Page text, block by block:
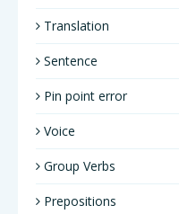
Translation
Sentence
Pin point error
Voice
Group Verbs
Prepositions